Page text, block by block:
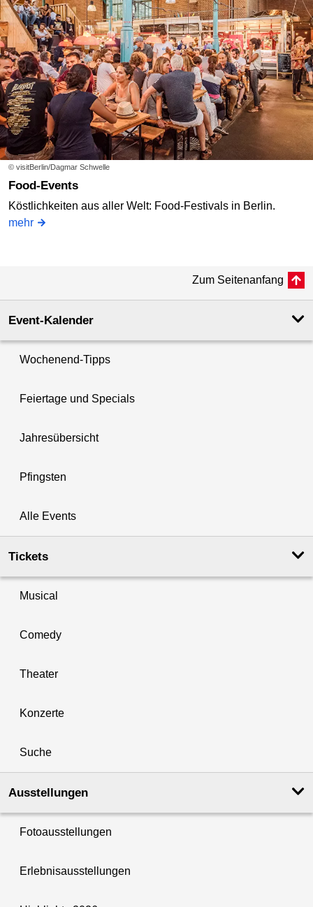
© visitBerlin/Dagmar Schwelle
Food-Events
Köstlichkeiten aus aller Welt: Food-Festivals in Berlin.
mehr
Zum Seitenanfang
Event-Kalender
Wochenend-Tipps
Feiertage und Specials
Jahresübersicht
Pfingsten
Alle Events
Tickets
Musical
Comedy
Theater
Konzerte
Suche
Ausstellungen
Fotoausstellungen
Erlebnisausstellungen